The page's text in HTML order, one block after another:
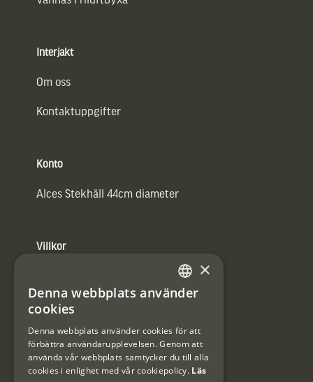
Interjakt
Om oss
Kontaktuppgifter
Konto
Alces Stekhäll 44cm diameter
Villkor
Användarvillkor
#Interjaktfamily
SWEDISH
×
Denna webbplats använder
cookies
Denna webbplats använder cookies för att
förbättra användarupplevelsen. Genom att
använda vår webbplats samtycker du till alla
cookies i enlighet med vår cookiepolicy. Läs